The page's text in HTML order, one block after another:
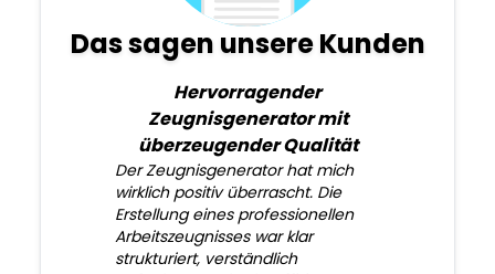
Das sagen unsere Kunden
Hervorragender
Zeugnisgenerator mit
überzeugender Qualität
Der Zeugnisgenerator hat mich
wirklich positiv überrascht. Die
Erstellung eines professionellen
Arbeitszeugnisses war klar
strukturiert, verständlich